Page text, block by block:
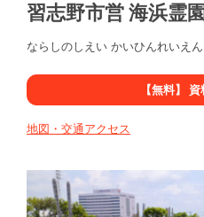
習志野市営 海浜霊園
ならしのしえい かいひんれいえん
【無料】
地図・交通アクセス